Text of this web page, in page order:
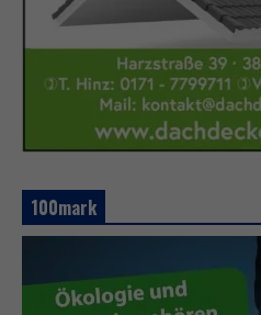
100mark